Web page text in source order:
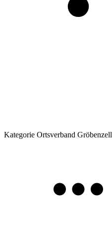
Kategorie Ortsverband Gröbenzell